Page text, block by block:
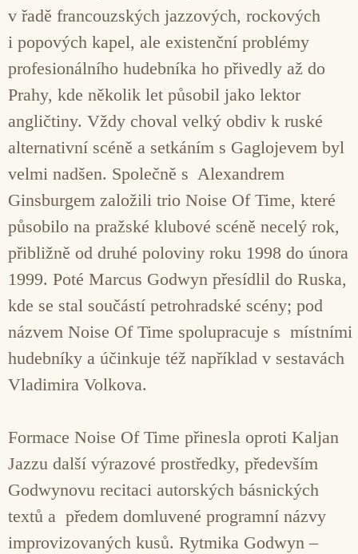
v řadě francouzských jazzových, rockových
i popových kapel, ale existenční problémy
profesionálního hudebníka ho přivedly až do
Prahy, kde několik let působil jako lektor
angličtiny. Vždy choval velký obdiv k ruské
alternativní scéně a setkáním s Gaglojevem byl
velmi nadšen. Společně s Alexandrem
Ginsburgem založili trio Noise Of Time, které
působilo na pražské klubové scéně necelý rok,
přibližně od druhé poloviny roku 1998 do února
1999. Poté Marcus Godwyn přesídlil do Ruska,
kde se stal součástí petrohradské scény; pod
názvem Noise Of Time spolupracuje s místními
hudebníky a účinkuje též například v sestavách
Vladimira Volkova.
Formace Noise Of Time přinesla oproti Kaljan
Jazzu další výrazové prostředky, především
Godwynovu recitaci autorských básnických
textů a předem domluvené programní názvy
improvizovaných kusů. Rytmika Godwyn –